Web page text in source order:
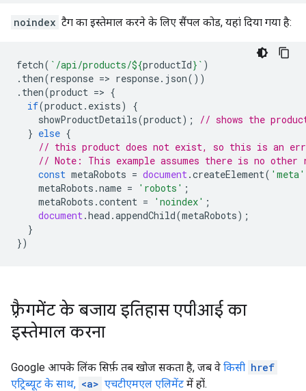
noindex टैग का इस्तेमाल करने के लिए सैंपल कोड, यहां दिया गया है:
fetch( `/api/products/${productId} ` )
. then(response => response. json())
. then(product => {
if(product. exists)
{
showProductDetails(product);
// shows the
} else {
// this product does not exist, so this is an
// Note: This example assumes there is no other
const metaRobots = document.createElement( 'meta'
metaRobots .name = 'robots' ;
metaRobots .content = 'noindex' ;
document.head .appendChild(metaRobots);
}
})
फ़्रैगमेंट के बजाय इतिहास एपीआई का
इस्तेमाल करना
Google आपके लिंक सिर्फ़ तब खोज सकता है, जब वे किसी href
एट्रिब्यूट के साथ, <a> एचटीएमएल एलिमेंट में हों.